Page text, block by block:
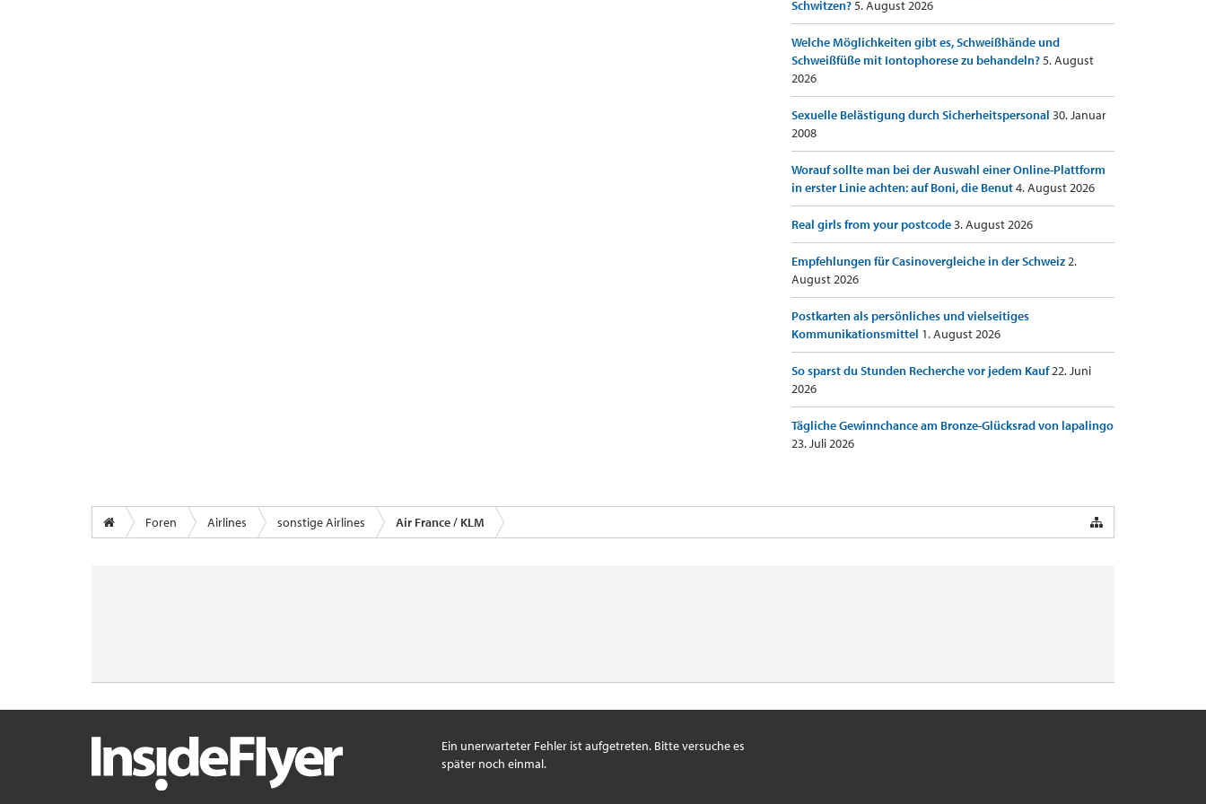
Schwitzen?5. August 2026
Welche Möglichkeiten gibt es, Schweißhände und
Schweißfüße mit Iontophorese zu behandeln?5. August
2026
Sexuelle Belästigung durch Sicherheitspersonal 30. Januar
2008
Worauf sollte man bei der Auswahl einer Online-Plattform
in erster Linie achten: auf Boni, die Benut4. August 2026
Real girls from your postcode3. August 2026
Empfehlungen für Casinovergleiche in der Schweiz2.
August 2026
Postkarten als persönliches und vielseitiges
Kommunikationsmittel 1. August 2026
So sparst du Stunden Recherche vor jedem Kauf22. Juni
2026
Tägliche Gewinnchance am Bronze-Glücksrad von lapalingo
23. Juli 2026
Foren Airlines sonstige Airlines Air France / KLM
Ein unerwarteter Fehler ist aufgetreten. Bitte versuche es
später noch einmal.